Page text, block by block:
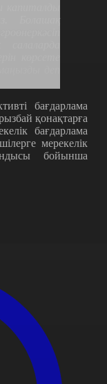
бағдарлама
қонақтарға
бағдарлама
мерекелік
бойынша